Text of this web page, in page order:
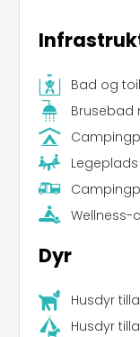
Bad og
Brusebad
Legeplads
Wellness-
Dyr
Husdyr
Husdyr